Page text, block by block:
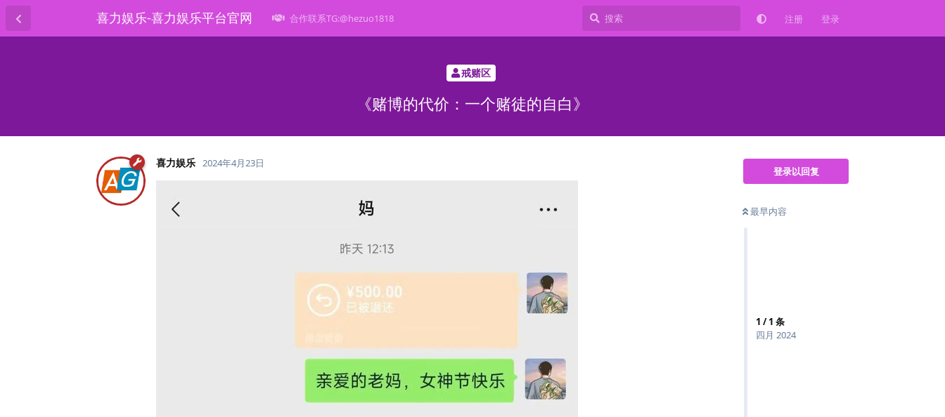
喜力娱乐-喜力娱乐平台官网 合作联系TG:@hezuo1818 注册 登录
戒赌区
《赌博的代价：一个赌徒的自白》
登录以回复
最早内容
1 /1 条
四月 2024
喜力娱乐 2024年4月23日